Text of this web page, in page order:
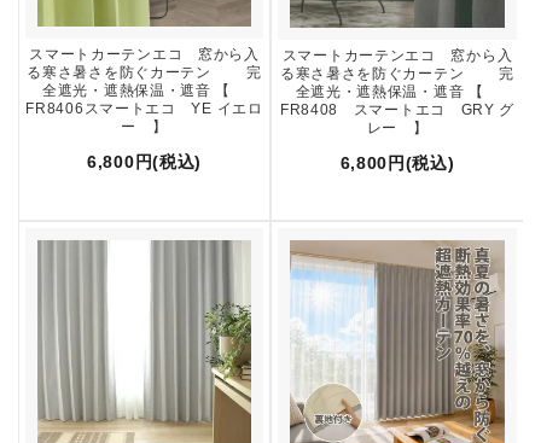
スマートカーテンエコ 窓から入
る寒さ暑さを防ぐカーテン 完
全遮光・遮熱保温・遮音 【
FR8406スマートエコ YE イエロ
ー 】
6,800円(税込)
スマートカーテンエコ 窓から入
る寒さ暑さを防ぐカーテン 完
全遮光・遮熱保温・遮音 【
FR8408 スマートエコ GRY グ
レー 】
6,800円(税込)